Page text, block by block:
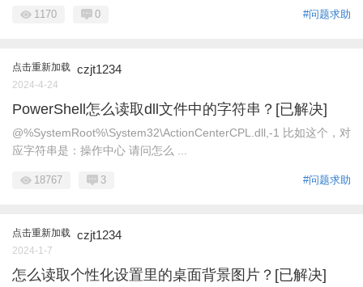
#问题求助
1170 0
点击重新加载 czjt1234
2024-4-24
PowerShell怎么读取dll文件中的字符串？[已解决]
@%SystemRoot%\System32\ActionCenterCPL.dll,-1 比如这个，对
应字符串是：操作中心 请问怎么 ...
#问题求助
18767 3
点击重新加载 czjt1234
2024-1-7
怎么读取个性化设置里的桌面背景图片？[已解决]